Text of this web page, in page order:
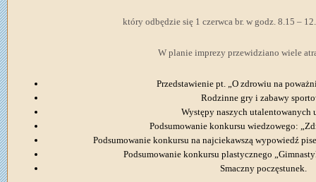
który odbędzie się 1 czerwca br. w godz. 8.15 –
W planie imprezy przewidziano wiele
Przedstawienie pt. „O zdrowiu na
Rodzinne gry i zabawy
Występy naszych utalentowanych
Podsumowanie konkursu wiedzowego:
Podsumowanie konkursu na najciekawszą wypowiedź
Podsumowanie konkursu plastycznego
Smaczny poczęstunek.